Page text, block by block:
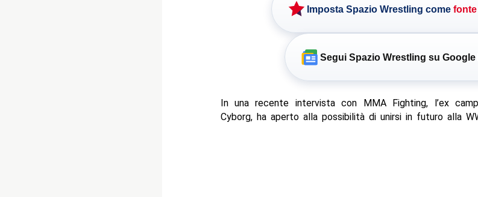
Imposta Spazio Wrestling come
Segui Spazio Wrestling su Google
In una recente intervista con MMA Fighting, l’ex
Cyborg, ha aperto alla possibilità di unirsi in futuro alla